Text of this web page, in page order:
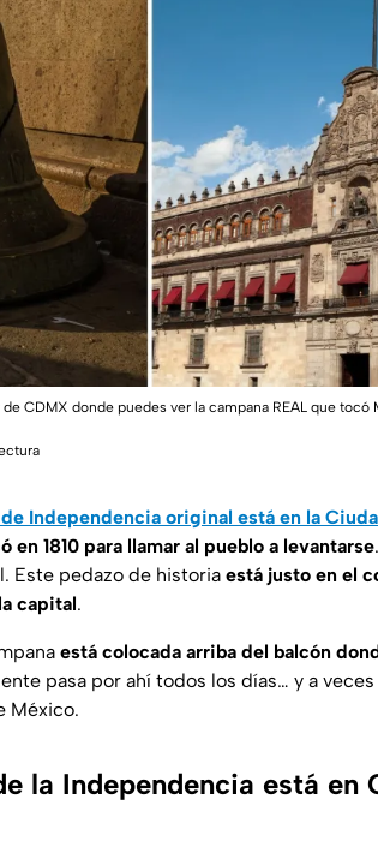
CDMX donde puedes ver la campana REAL que tocó
Independencia original está en la
1810 para llamar al pueblo a levantarse
Este pedazo de historia está justo en el
capital.
está colocada arriba del balcón
pasa por ahí todos los días… y a
México.
la Independencia está